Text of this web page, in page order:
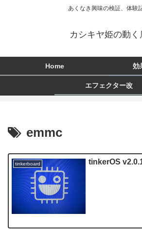
あくなき興味の検証、体験
カシキヤ姫の動く
Home 効
エフェクター改
emmc
tinkerboard tinkerOS